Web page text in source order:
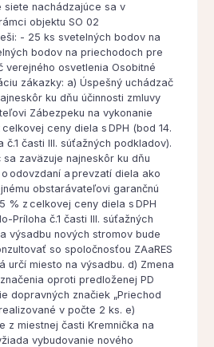
siete nachádzajúce sa v
objektu SO 02
- 25 ks svetelných bodov na
bodov na priechodoch pre
verejného osvetlenia Osobitné
zákazky: a) Úspešný uchádzač
ku dňu účinnosti zmluvy
Zábezpeku na vykonanie
ceny diela s DPH (bod 14.
č.1 časti III. súťažných podkladov).
zaväzuje najneskôr ku dňu
odovzdaní a prevzatí diela ako
obstarávateľovi garančnú
% z celkovej ceny diela s DPH
Príloha č.1 časti III. súťažných
výsadbu nových stromov bude
so spoločnosťou ZAaRES
určí miesto na výsadbu. d) Zmena
oproti predloženej PD
dopravných značiek „Priechod
v počte 2 ks. e)
z miestnej časti Kremnička na
vybudovanie nového